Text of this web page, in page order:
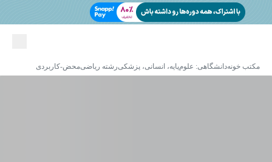
مکتب خونهدانشگاهی: علوم‌پایه، انسانی، پزشکیرشته ریاضیمحض-کاربردی